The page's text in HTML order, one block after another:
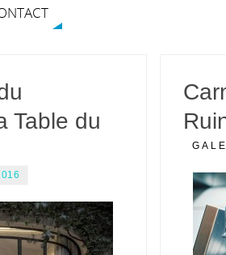
Table du